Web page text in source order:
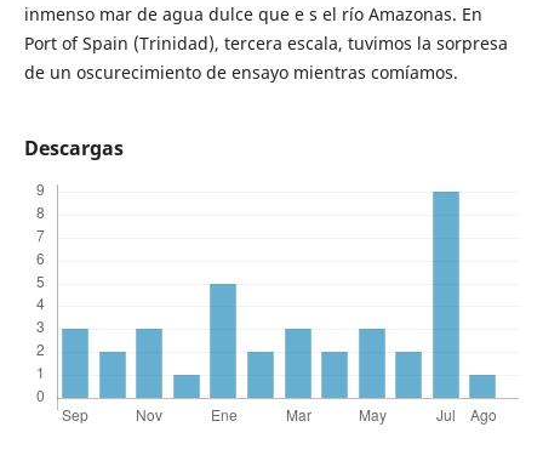
inmenso mar de agua dulce que e s el río Amazonas. En
Port of Spain (Trinidad), tercera escala, tuvimos la sorpresa
de un oscurecimiento de ensayo mientras comíamos.
Descargas